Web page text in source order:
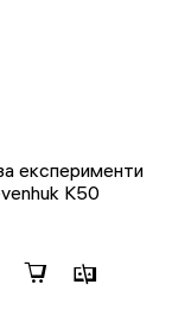
експерименти
K50